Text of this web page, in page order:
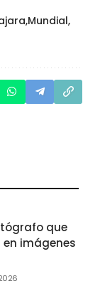
Mundial
que
imágenes